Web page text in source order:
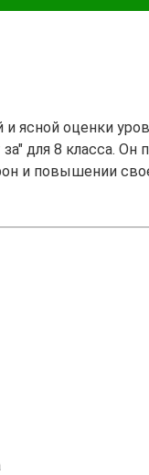
ясной оценки
для 8 класса.
и повышении